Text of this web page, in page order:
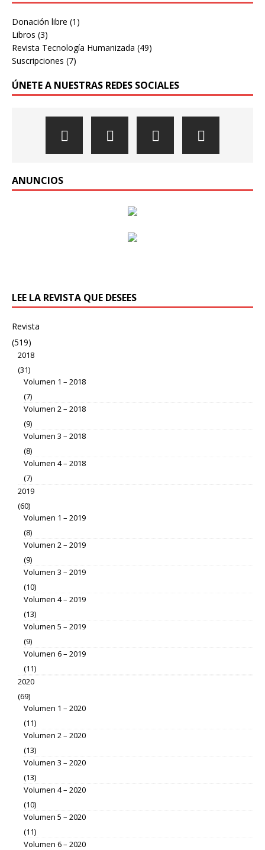
Donación libre (1)
Libros (3)
Revista Tecnología Humanizada (49)
Suscripciones (7)
ÚNETE A NUESTRAS REDES SOCIALES
ANUNCIOS
LEE LA REVISTA QUE DESEES
Revista
(519)
2018
(31)
Volumen 1 – 2018
(7)
Volumen 2 – 2018
(9)
Volumen 3 – 2018
(8)
Volumen 4 – 2018
(7)
2019
(60)
Volumen 1 – 2019
(8)
Volumen 2 – 2019
(9)
Volumen 3 – 2019
(10)
Volumen 4 – 2019
(13)
Volumen 5 – 2019
(9)
Volumen 6 – 2019
(11)
2020
(69)
Volumen 1 – 2020
(11)
Volumen 2 – 2020
(13)
Volumen 3 – 2020
(13)
Volumen 4 – 2020
(10)
Volumen 5 – 2020
(11)
Volumen 6 – 2020